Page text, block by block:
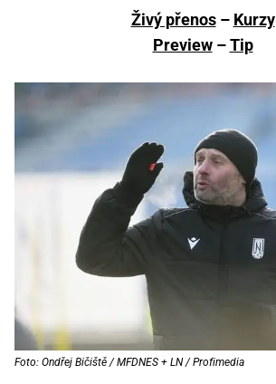
Živý přenos– Kurzy
Preview–Tip
Foto: Ondřej Bičiště / MFDNES + LN / Profimedia